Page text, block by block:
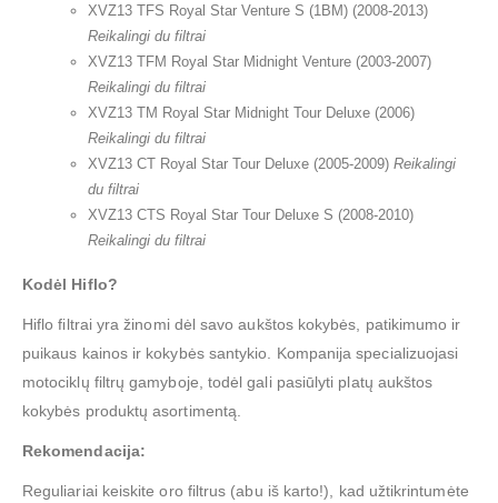
XVZ13 TFS Royal Star Venture S (1BM) (2008-2013)
Reikalingi du filtrai
XVZ13 TFM Royal Star Midnight Venture (2003-2007)
Reikalingi du filtrai
XVZ13 TM Royal Star Midnight Tour Deluxe (2006)
Reikalingi du filtrai
XVZ13 CT Royal Star Tour Deluxe (2005-2009)Reikalingi
du filtrai
XVZ13 CTS Royal Star Tour Deluxe S (2008-2010)
Reikalingi du filtrai
Kodėl Hiflo?
Hiflo filtrai yra žinomi dėl savo aukštos kokybės, patikimumo ir
puikaus kainos ir kokybės santykio. Kompanija specializuojasi
motociklų filtrų gamyboje, todėl gali pasiūlyti platų aukštos
kokybės produktų asortimentą.
Rekomendacija:
Reguliariai keiskite oro filtrus (abu iš karto!), kad užtikrintumėte